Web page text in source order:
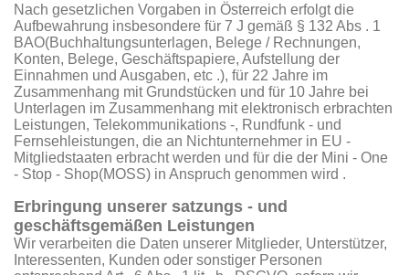
Nach gesetzlichen Vorgaben in Österreich erfolgt die
Aufbewahrung insbesondere für 7 J gemäß § 132 Abs . 1
BAO(Buchhaltungsunterlagen, Belege / Rechnungen,
Konten, Belege, Geschäftspapiere, Aufstellung der
Einnahmen und Ausgaben, etc .), für 22 Jahre im
Zusammenhang mit Grundstücken und für 10 Jahre bei
Unterlagen im Zusammenhang mit elektronisch erbrachten
Leistungen, Telekommunikations -, Rundfunk - und
Fernsehleistungen, die an Nichtunternehmer in EU -
Mitgliedstaaten erbracht werden und für die der Mini - One
- Stop - Shop(MOSS) in Anspruch genommen wird .
Erbringung unserer satzungs - und
geschäftsgemäßen Leistungen
Wir verarbeiten die Daten unserer Mitglieder, Unterstützer,
Interessenten, Kunden oder sonstiger Personen